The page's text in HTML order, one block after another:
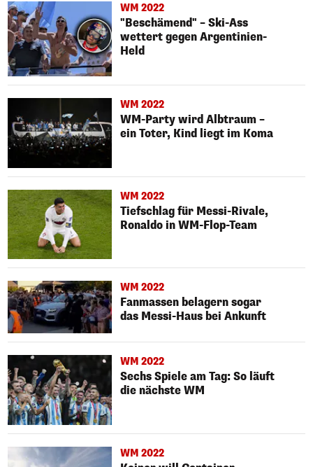
WM 2022
"Beschämend" – Ski-Ass
wettert gegen Argentinien-
Held
WM 2022
WM-Party wird Albtraum –
ein Toter, Kind liegt im Koma
WM 2022
Tiefschlag für Messi-Rivale,
Ronaldo in WM-Flop-Team
WM 2022
Fanmassen belagern sogar
das Messi-Haus bei Ankunft
WM 2022
Sechs Spiele am Tag: So läuft
die nächste WM
WM 2022